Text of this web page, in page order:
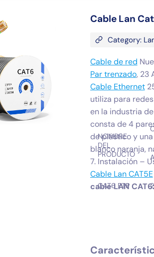
Cable Lan
Category:
Cable de red
Par trenzado, 23
Cable Ethernet
utiliza para
en la industria
consta de 4
de plástico y
blanco naranja,
7. Instalación –
Cable Lan CAT5E
cable LAN CAT6:
NOMBRE
DEL
PRODUCTO
CAT6 FTP